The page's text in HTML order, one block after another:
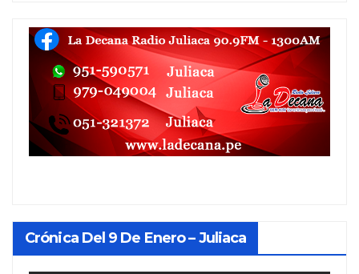
Crónica Del 9 De Enero – Juliaca